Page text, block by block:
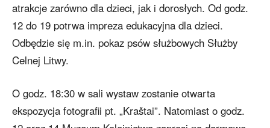
atrakcje zarówno dla dzieci, jak i dorosłych. Od godz.
12 do 19 potrwa impreza edukacyjna dla dzieci.
Odbędzie się m.in. pokaz psów służbowych Służby
Celnej Litwy.
O godz. 18:30 w sali wystaw zostanie otwarta
ekspozycja fotografii pt. „Kraštai”. Natomiast o godz.